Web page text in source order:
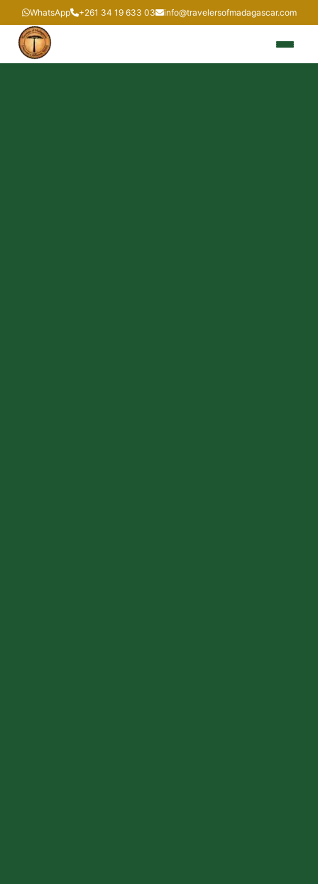
WhatsApp +261 34 19 633 03 info@travelersofmadagascar.com